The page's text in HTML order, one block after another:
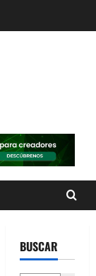
BUSCAR